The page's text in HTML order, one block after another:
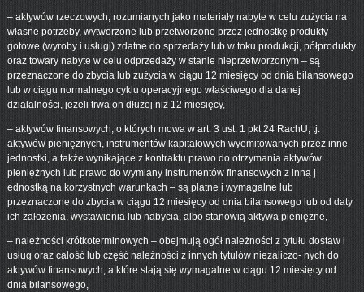
– aktywów rzeczowych, rozumianych jako materiały nabyte w celu zużycia na
własne potrzeby, wytworzone lub przetworzone przez jednostkę produkty
gotowe (wyroby i usługi) zdatne do sprzedaży lub w toku produkcji, półprodukty
oraz towary nabyte w celu odprzedaży w stanie nieprzetworzonym – są
przeznaczone do zbycia lub zużycia w ciągu 12 miesięcy od dnia bilansowego
lub w ciągu normalnego cyklu operacyjnego właściwego dla danej
działalności, jeżeli trwa on dłużej niż 12 miesięcy,
– aktywów finansowych, o których mowa w art. 3 ust. 1 pkt 24 RachU, tj.
aktywów pieniężnych, instrumentów kapitałowych wyemitowanych przez inne
jednostki, a także wynikające z kontraktu prawo do otrzymania aktywów
pieniężnych lub prawo do wymiany instrumentów finansowych z inną j
ednostką na korzystnych warunkach – są płatne i wymagalne lub
przeznaczone do zbycia w ciągu 12 miesięcy od dnia bilansowego lub od daty
ich założenia, wystawienia lub nabycia, albo stanowią aktywa pieniężne,
– należności krótkoterminowych – obejmują ogół należności z tytułu dostaw i
usług oraz całość lub część należności z innych tytułów niezaliczo- nych do
aktywów finansowych, a które stają się wymagalne w ciągu 12 miesięcy od
dnia bilansowego,